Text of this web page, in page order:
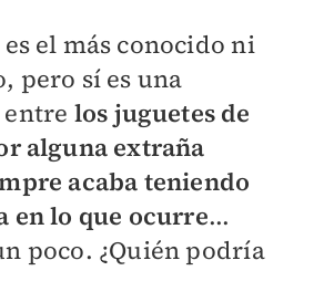
el más conocido ni
pero sí es una
los juguetes de
alguna extraña
acaba teniendo
en lo que ocurre...
poco. ¿Quién podría